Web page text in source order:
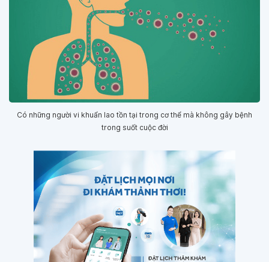
Có những người vi khuẩn lao tồn tại trong cơ thể mà không gây bệnh
trong suốt cuộc đời